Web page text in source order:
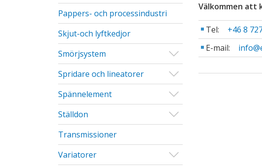
Pappers- och processindustri
Skjut-och lyftkedjor
Smörjsystem
Visa/Göm undermeny
Spridare och lineatorer
Visa/Göm undermeny
Spännelement
Visa/Göm undermeny
Ställdon
Visa/Göm undermeny
Transmissioner
Variatorer
Visa/Göm undermeny
Välkommen att
Tel:
+46 8
E-mail: